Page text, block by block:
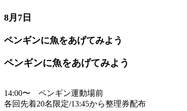
8月7日
ペンギンに魚をあげてみよう
ペンギンに魚をあげてみよう
14:00〜 ペンギン運動場前
各回先着20名限定/13:45から整理券配布